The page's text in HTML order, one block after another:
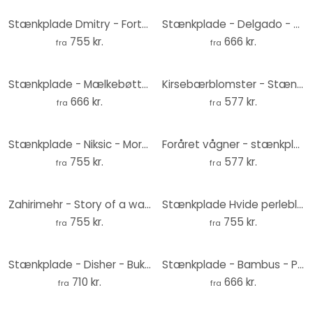
Stænkplade Dmitry - Fortælling om en vanddråbe
fra 755 kr.
Stænkplade - Delgado - Mælkebøttevariation
fra 666 kr.
Stænkplade - Mælkebøtte - Panorama
fra 666 kr.
Kirsebærblomster - Stænkplade
fra 577 kr.
Stænkplade - Niksic - Morgenlys - Panorama
fra 755 kr.
Foråret vågner - stænkplade
fra 577 kr.
Zahirimehr - Story of a waterdrop
fra 755 kr.
Stænkplade Hvide perleblomster - Grande
fra 755 kr.
Stænkplade - Disher - Buketten
fra 710 kr.
Stænkplade - Bambus - Panorama
fra 666 kr.